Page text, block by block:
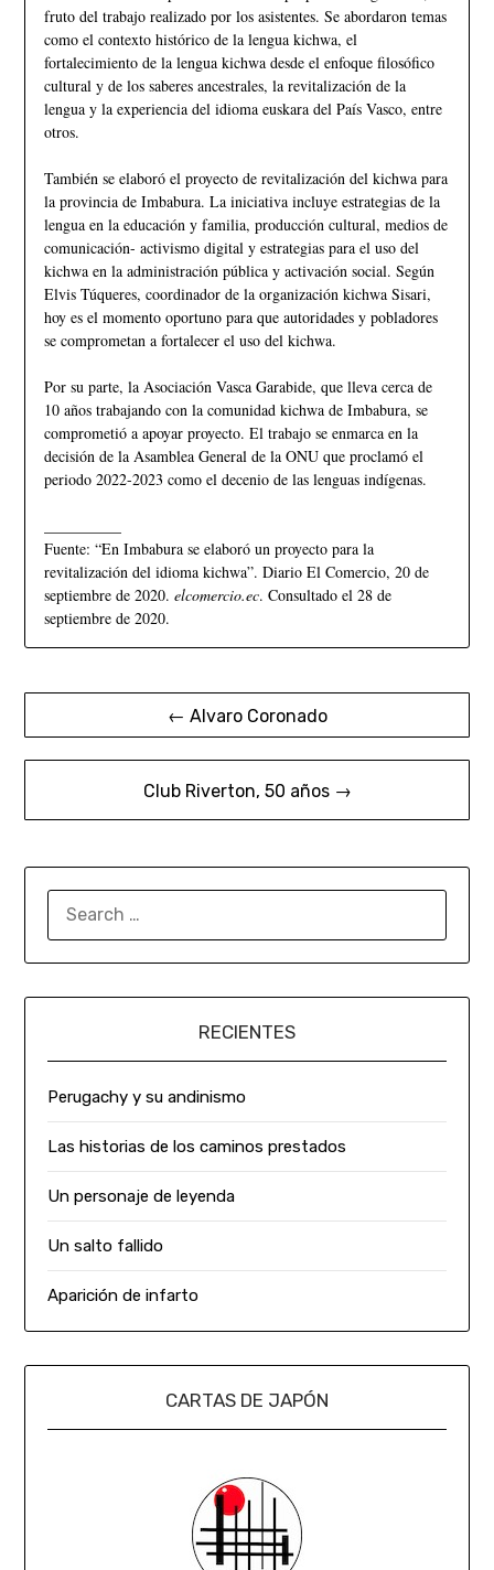
fruto del trabajo realizado por los asistentes. Se abordaron temas
como el contexto histórico de la lengua kichwa, el
fortalecimiento de la lengua kichwa desde el enfoque filosófico
cultural y de los saberes ancestrales, la revitalización de la
lengua y la experiencia del idioma euskara del País Vasco, entre
otros.
También se elaboró el proyecto de revitalización del kichwa para
la provincia de Imbabura. La iniciativa incluye estrategias de la
lengua en la educación y familia, producción cultural, medios de
comunicación- activismo digital y estrategias para el uso del
kichwa en la administración pública y activación social. Según
Elvis Túqueres, coordinador de la organización kichwa Sisari,
hoy es el momento oportuno para que autoridades y pobladores
se comprometan a fortalecer el uso del kichwa.
Por su parte, la Asociación Vasca Garabide, que lleva cerca de
10 años trabajando con la comunidad kichwa de Imbabura, se
comprometió a apoyar proyecto. El trabajo se enmarca en la
decisión de la Asamblea General de la ONU que proclamó el
periodo 2022-2023 como el decenio de las lenguas indígenas.
Fuente: “En Imbabura se elaboró un proyecto para la
revitalización del idioma kichwa”. Diario El Comercio, 20 de
septiembre de 2020. elcomercio.ec. Consultado el 28 de
septiembre de 2020.
← Alvaro Coronado
Club Riverton, 50 años →
RECIENTES
Perugachy y su andinismo
Las historias de los caminos prestados
Un personaje de leyenda
Un salto fallido
Aparición de infarto
CARTAS DE JAPÓN